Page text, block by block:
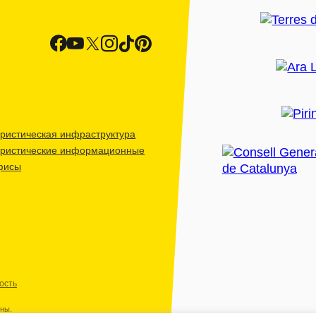
инфраструктура
информационные